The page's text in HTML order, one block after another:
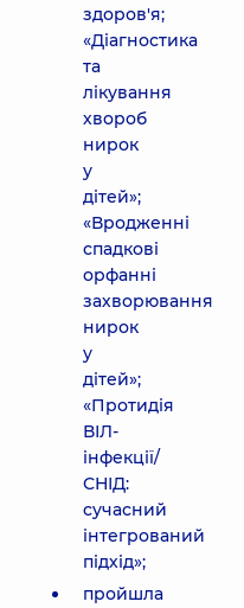
здоров'я;
«Діагностика
та
лікування
хвороб
нирок
у
дітей»;
«Вродженні
спадкові
орфанні
захворювання
нирок
у
дітей»;
«Протидія
ВІЛ-
інфекції/
СНІД:
сучасний
інтегрований
підхід»;
пройшла